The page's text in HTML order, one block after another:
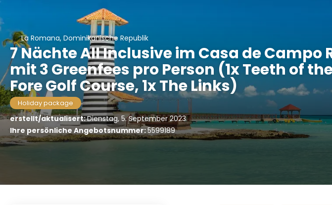
La Romana, Dominikanische Republik
7 Nächte All Inclusive im Casa de Campo
mit 3 Greenfees pro Person (1x Teeth of
Fore Golf Course, 1x The Links)
Holiday package
erstellt/aktualisert:Dienstag, 5. September 2023
Ihre persönliche Angebotsnummer:5599189